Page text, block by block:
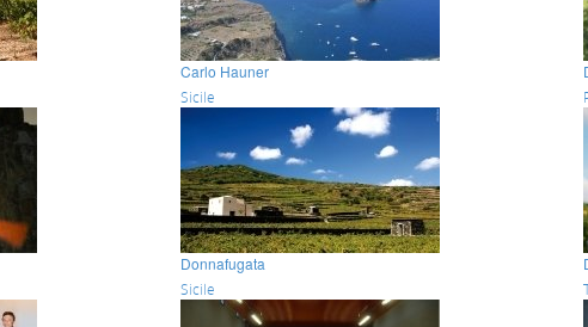
Carlo Hauner
Sicile
Donnafugata
Sicile